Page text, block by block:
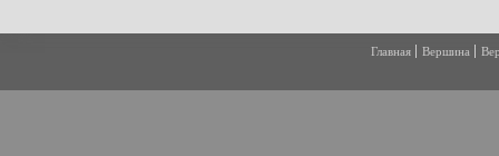
Главная Вершина